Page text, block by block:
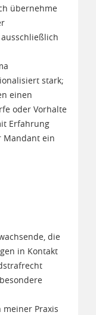
übernehme
stark;
einen
oder Vorhalte
Erfahrung
Mandant ein
die
in Kontakt
Praxis